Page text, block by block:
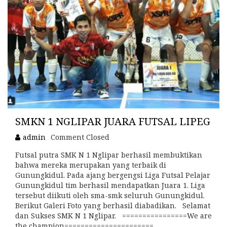
SMKN 1 NGLIPAR JUARA FUTSAL LIPEG
admin Comment Closed
Futsal putra SMK N 1 Nglipar berhasil membuktikan
bahwa mereka merupakan yang terbaik di
Gunungkidul. Pada ajang bergengsi Liga Futsal Pelajar
Gunungkidul tim berhasil mendapatkan Juara 1. Liga
tersebut diikuti oleh sma-smk seluruh Gunungkidul.
Berikut Galeri Foto yang berhasil diabadikan. Selamat
dan Sukses SMK N 1 Nglipar. ================We are